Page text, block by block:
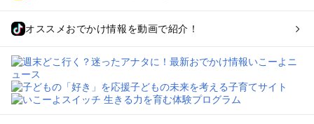
オススメおでかけ情報を動画で紹介！